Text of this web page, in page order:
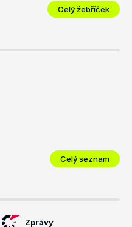
Celý žebříček
Celý seznam
Zprávy